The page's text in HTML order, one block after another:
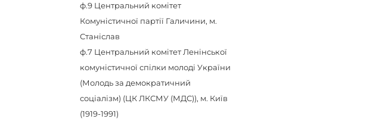
ф.9 Центральний комітет
Комуністичної партії Галичини, м.
Станіслав
ф.7 Центральний комітет Ленінської
комуністичної спілки молоді України
(Молодь за демократичний
соціалізм) (ЦК ЛКСМУ (МДС)), м. Київ
(1919-1991)